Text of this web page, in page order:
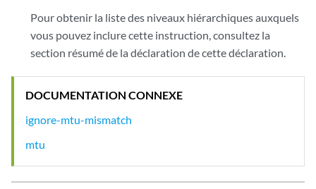
Pour obtenir la liste des niveaux hiérarchiques auxquels
vous pouvez inclure cette instruction, consultez la
section résumé de la déclaration de cette déclaration.
DOCUMENTATION CONNEXE
ignore-mtu-mismatch
mtu